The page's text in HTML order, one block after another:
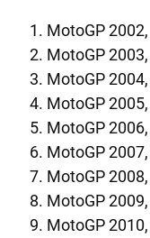
MotoGP
MotoGP
MotoGP
MotoGP
MotoGP
MotoGP
MotoGP
MotoGP
MotoGP